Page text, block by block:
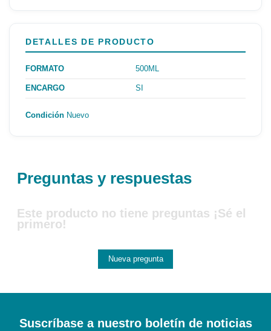
DETALLES DE PRODUCTO
FORMATO 500ML
ENCARGO SI
Condición Nuevo
Preguntas y respuestas
Este producto no tiene preguntas ¡Sé el
primero!
Nueva pregunta
Suscríbase a nuestro boletín de noticias